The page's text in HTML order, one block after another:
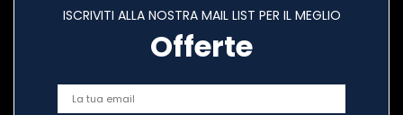
ISCRIVITI ALLA NOSTRA MAIL LIST PER IL MEGLIO
Offerte